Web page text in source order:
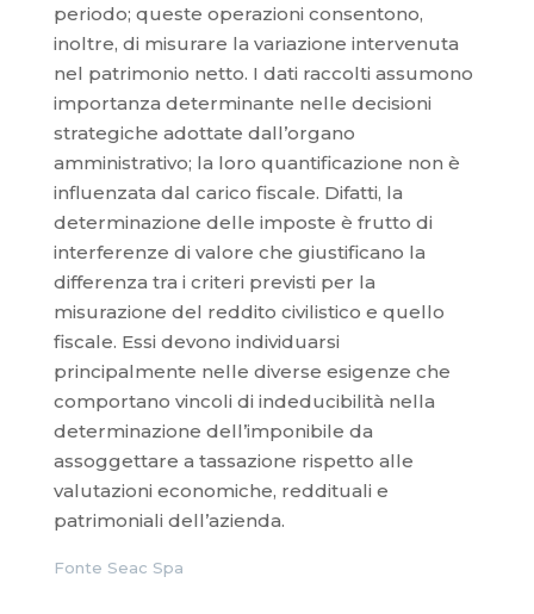
periodo; queste operazioni consentono,
inoltre, di misurare la variazione intervenuta
nel patrimonio netto. I dati raccolti assumono
importanza determinante nelle decisioni
strategiche adottate dall’organo
amministrativo; la loro quantificazione non è
influenzata dal carico fiscale. Difatti, la
determinazione delle imposte è frutto di
interferenze di valore che giustificano la
differenza tra i criteri previsti per la
misurazione del reddito civilistico e quello
fiscale. Essi devono individuarsi
principalmente nelle diverse esigenze che
comportano vincoli di indeducibilità nella
determinazione dell’imponibile da
assoggettare a tassazione rispetto alle
valutazioni economiche, reddituali e
patrimoniali dell’azienda.
Fonte Seac Spa